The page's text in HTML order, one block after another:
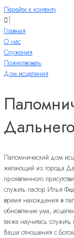
Перейти к контенту
Главная
О нас
Служения
Пожертвовать
Дом исцеления
Паломнический дом
желающий из города
проявленного
служить пастор Илья
время нахождения в
обновление ума,
также научитесь
Ваши отношения с